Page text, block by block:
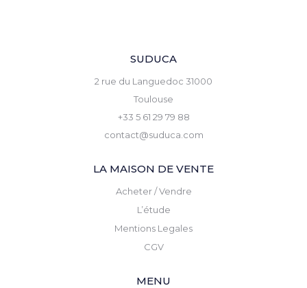
SUDUCA
2 rue du Languedoc 31000
Toulouse
+33 5 61 29 79 88
contact@suduca.com
LA MAISON DE VENTE
Acheter / Vendre
L’étude
Mentions Legales
CGV
MENU